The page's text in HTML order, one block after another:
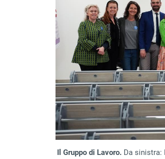
Il Gruppo di Lavoro. Da sinistra: